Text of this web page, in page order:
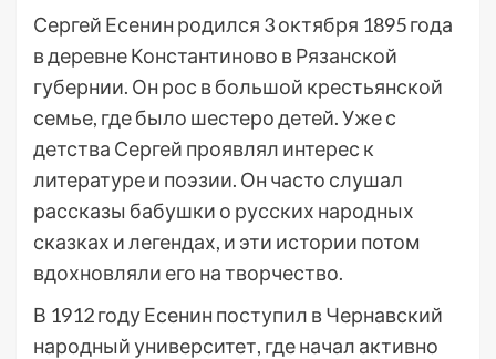
Сергей Есенин родился 3 октября 1895 года
в деревне Константиново в Рязанской
губернии. Он рос в большой крестьянской
семье, где было шестеро детей. Уже с
детства Сергей проявлял интерес к
литературе и поэзии. Он часто слушал
рассказы бабушки о русских народных
сказках и легендах, и эти истории потом
вдохновляли его на творчество.
В 1912 году Есенин поступил в Чернавский
народный университет, где начал активно